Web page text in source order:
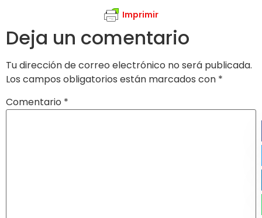
Imprimir
Deja un comentario
Tu dirección de correo electrónico no será publicada.
Los campos obligatorios están marcados con *
Comentario *